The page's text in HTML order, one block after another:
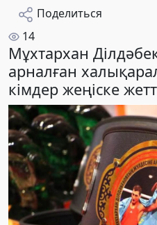
Поделиться
14
Мұхтархан
арналған
кімдер жеңіске